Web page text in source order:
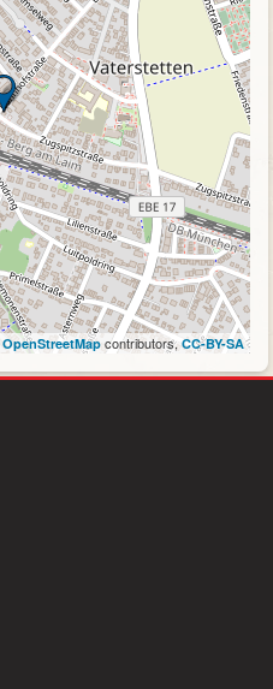
OpenStreetMapcontributors,CC-BY-SA